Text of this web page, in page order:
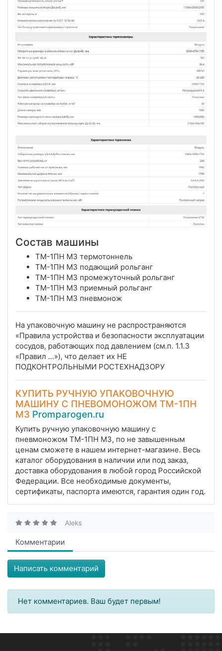
Состав машины
ТМ-1ПН М3 термотоннель
ТМ-1ПН М3 подающий рольганг
ТМ-1ПН М3 промежуточный рольганг
ТМ-1ПН М3 приемный рольганг
ТМ-1ПН М3 пневмонож
На упаковочную машину не распространяются
«Правила устройства и безопасности эксплуатации
сосудов, работающих под давлением (см.п. 1.1.3
«Правил …»), что делает их НЕ
ПОДКОНТРОЛЬНЫМИ РОСТЕХНАДЗОРУ
КУПИТЬ РУЧНУЮ УПАКОВОЧНУЮ
МАШИНУ С ПНЕВОМОНОЖОМ ТМ-1ПН
М3 Promparogen.ru
Купить ручную упаковочную машину с
пневмоножом ТМ-1ПН М3, по не завышенным
ценам сможете в нашем интернет-магазине. Весь
каталог оборудования в наличии или под заказ,
доставка оборудования в любой город Российской
Федерации. Все необходимые документы,
сертификаты, паспорта имеются, гарантия один год.
Aleks
Комментарии
Написать комментарий
Нет комментариев. Ваш будет первым!